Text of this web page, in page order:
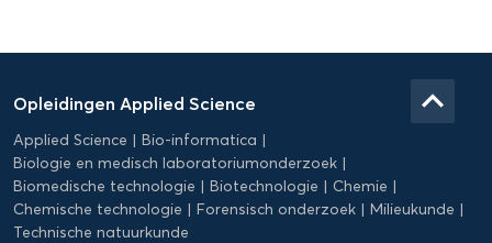
Applied
Science
Opleidingen Applied Science
Applied Science
Bio-informatica
Biologie en medisch laboratoriumonderzoek
Biomedische technologie
Biotechnologie
Chemie
Chemische technologie
Forensisch onderzoek
Milieukunde
Technische natuurkunde
keyboard_arrow_up